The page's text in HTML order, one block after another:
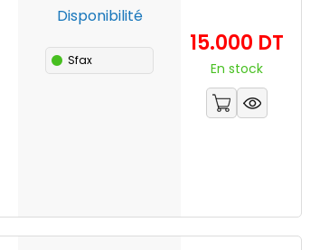
Disponibilité
Sfax
15.000 DTPrix
En stock